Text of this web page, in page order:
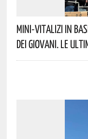
Mini-Vitalizi In
Dei Giovani. Le